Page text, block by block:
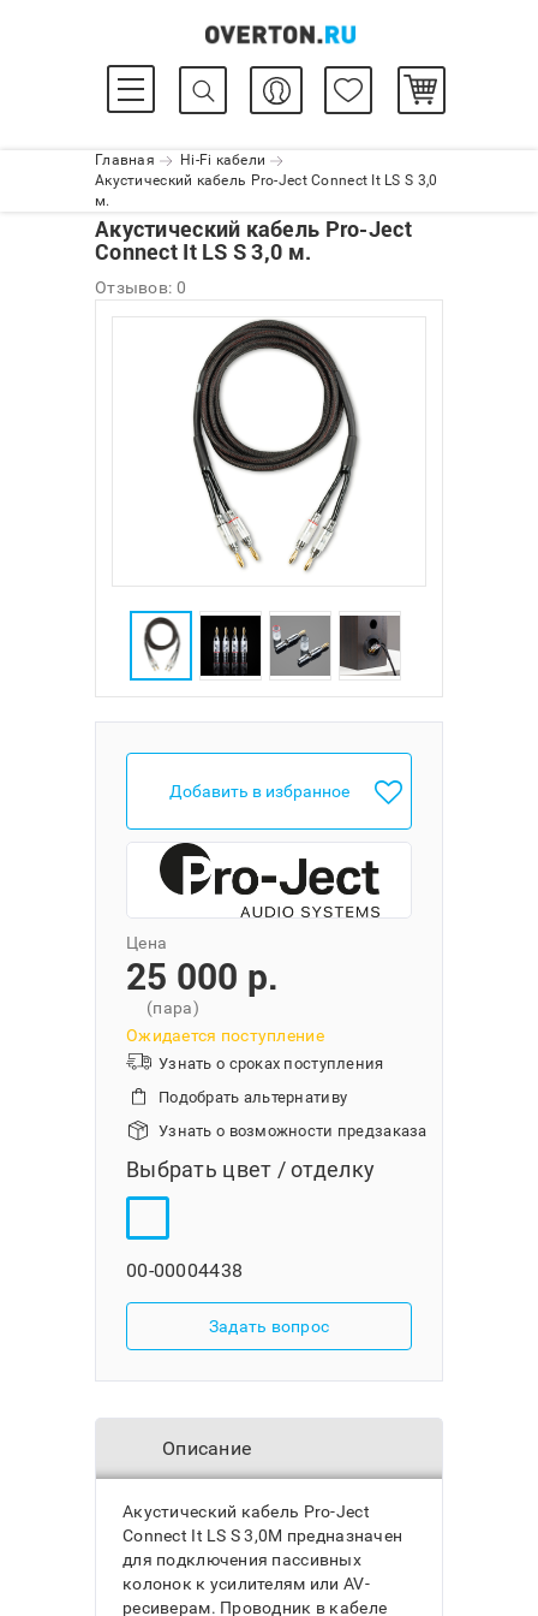
Главная
Hi-Fi кабели
Акустический кабель Pro-Ject Connect It LS S 3,0
м.
Акустический кабель Pro-Ject
Connect It LS S 3,0 м.
Отзывов: 0
Добавить в избранное
Цена
25 000 p.
(пара)
Ожидается поступление
Узнать о сроках поступления
Подобрать альтернативу
Узнать о возможности предзаказа
Выбрать цвет / отделку
00-00004438
Задать вопрос
Описание
Акустический кабель Pro-Ject
Connect It LS S 3,0M предназначен
для подключения пассивных
колонок к усилителям или AV-
ресиверам. Проводник в кабеле